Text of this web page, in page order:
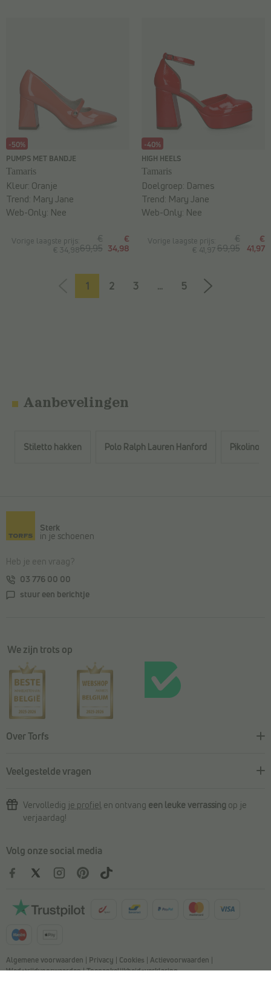
-50%
PUMPS MET BANDJE
Tamaris
Vorige laagste prijs:
€ 34,98
€
69,95
€
34,98
Kleur: Oranje
Trend: Mary Jane
Web-Only: Nee
-40%
HIGH HEELS
Tamaris
Vorige laagste prijs:
€ 41,97
€
69,95
€
41,97
Doelgroep: Dames
Trend: Mary Jane
Web-Only: Nee
1 2 3 ... 5
Aanbevelingen
Stiletto hakken Polo Ralph Lauren Hanford Pikolinos
Sterk
in je schoenen
Heb je een vraag?
03 776 00 00
stuur een berichtje
We zijn trots op
Over Torfs
Veelgestelde vragen
Vervolledig je profiel en ontvang een leuke verrassing op je
verjaardag!
Volg onze social media
Algemene voorwaarden | Privacy | Cookies | Actievoorwaarden |
Wedstrijdvoorwaarden|Toegankelijkheidsverklaring